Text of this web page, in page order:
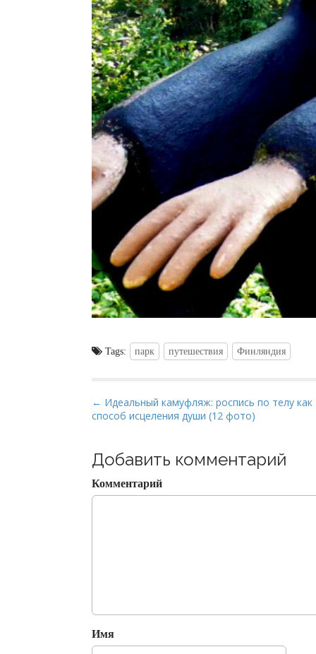
Tags: парк путешествия Финляндия
P
o
t
n
a
n
← Идеальный камуфляж: роспись по телу как
способ исцеления души (12 фото)
Добавить комментарий
Комментарий
Имя